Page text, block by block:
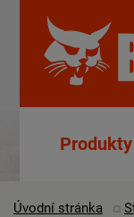
Produkty
Úvodní stránka